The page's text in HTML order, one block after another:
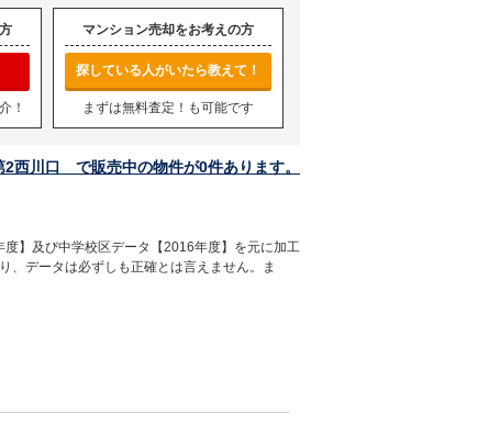
！
マンション売却をお考えの方
探している人がいたら教えて！
まずは無料査定！も可能です
2西川口 で販売中の物件が0件あります。
】及び中学校区データ【2016年度】を元に加工
、データは必ずしも正確とは言えません。ま